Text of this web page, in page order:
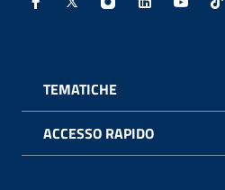
Facebook - Sito esterno -
X - Sito esterno -
Instagram -
Linkedin -
TEMATICHE
ACCESSO RAPIDO